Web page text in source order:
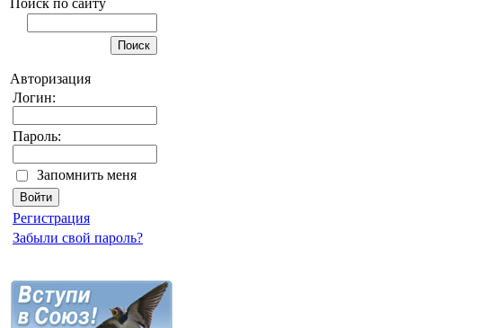
Поиск по сайту
Авторизация
Логин:
Пароль:
Запомнить меня
Регистрация
Забыли свой пароль?